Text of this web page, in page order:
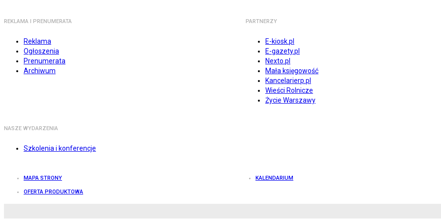
REKLAMA I PRENUMERATA
Reklama
Ogłoszenia
Prenumerata
Archiwum
PARTNERZY
E-kiosk.pl
E-gazety.pl
Nexto.pl
Mała księgowość
Kancelarierp.pl
Wieści Rolnicze
Życie Warszawy
NASZE WYDARZENIA
Szkolenia i konferencje
MAPA STRONY KALENDARIUM
OFERTA PRODUKTOWA